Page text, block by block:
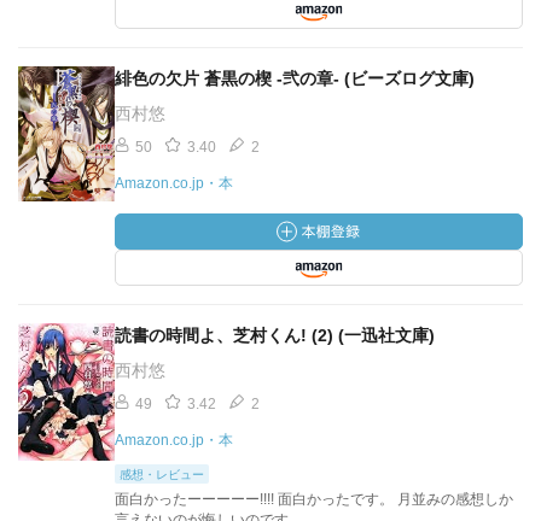
緋色の欠片 蒼黒の楔 -弐の章- (ビーズログ文庫)
西村悠
50 3.40 2
Amazon.co.jp・本
読書の時間よ、芝村くん! (2) (一迅社文庫)
西村悠
49 3.42 2
Amazon.co.jp・本
感想・レビュー
面白かったーーーーー!!!! 面白かったです。 月並みの感想しか